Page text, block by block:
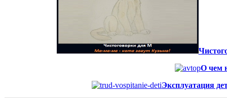
О чем
Эксплуатация